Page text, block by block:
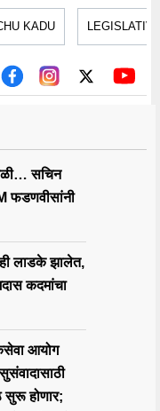
KADU
सचिन
फडणवीसांनी
लाडके झालेत,
कदमांचा
आयोग
सुसंवादासाठी
सुरू होणार;